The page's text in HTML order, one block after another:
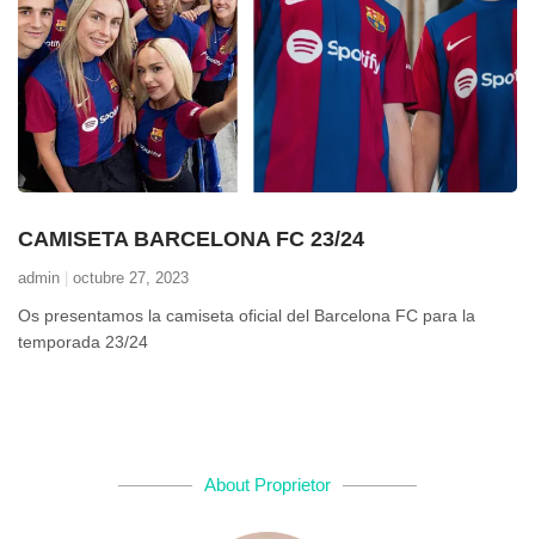
CAMISETA BARCELONA FC 23/24
admin octubre 27, 2023
Os presentamos la camiseta oficial del Barcelona FC para la
temporada 23/24
About Proprietor